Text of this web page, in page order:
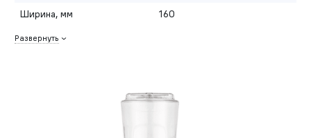
Ширина, мм
160
Развернуть